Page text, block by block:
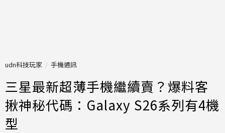
udn科技玩家 手機通訊
三星最新超薄手機繼續賣？爆料客
揪神秘代碼：Galaxy S26系列有4機
型